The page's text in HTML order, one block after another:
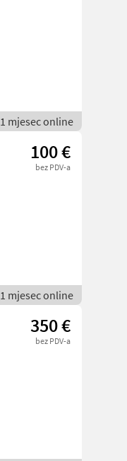
1 mjesec online
100 €
bez PDV-a
1 mjesec online
350 €
bez PDV-a